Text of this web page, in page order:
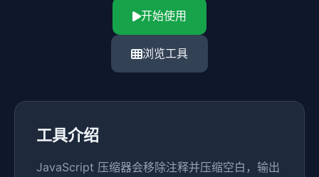
开始使用
浏览工具
工具介绍
JavaScript 压缩器会移除注释并压缩空白，输出